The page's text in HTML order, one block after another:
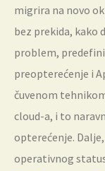
migrira na novo
bez prekida, kako
problem,
preopterećenje i
čuvenom
cloud-a, i to
opterećenje.
operativnog